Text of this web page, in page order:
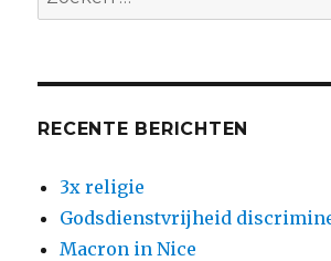
naar:
RECENTE BERICHTEN
3x religie
Godsdienstvrijheid
Macron in Nice